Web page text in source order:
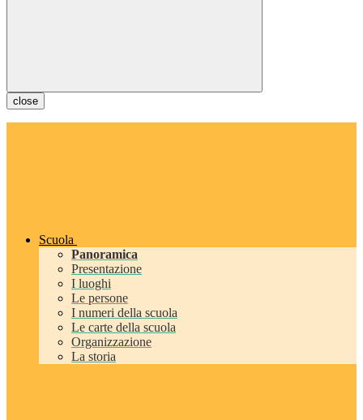
close
Scuola
Panoramica
Presentazione
I luoghi
Le persone
I numeri della scuola
Le carte della scuola
Organizzazione
La storia